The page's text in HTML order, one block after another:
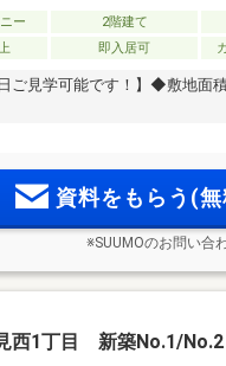
ー 2階建て
即入居可
ご見学可能です！】◆敷地面
資料をもらう(
※SUUMOのお問い合
西1丁目 新築No.1/No.2